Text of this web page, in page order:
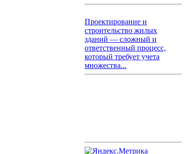
Проектирование и
строительство жилых
зданий — сложный и
ответственный процесс,
который требует учета
множества...